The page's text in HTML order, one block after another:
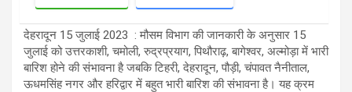
देहरादून 15 जुलाई 2023 : मौसम विभाग की जानकारी के अनुसार 15
जुलाई को उत्तरकाशी, चमोली, रुद्रप्रयाग, पिथौराढ़, बागेश्वर, अल्मोड़ा में भारी
बारिश होने की संभावना है जबकि टिहरी, देहरादून, पौड़ी, चंपावत नैनीताल,
ऊधमसिंह नगर और हरिद्वार में बहुत भारी बारिश की संभावना है। यह क्रम